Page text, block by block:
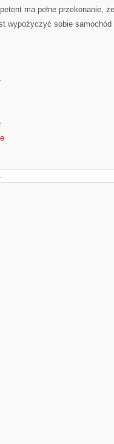
ma pełne przekonanie,
wypożyczyć sobie